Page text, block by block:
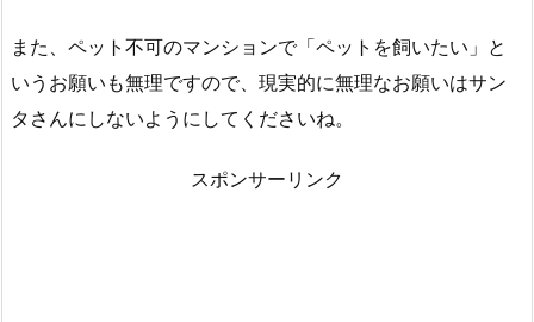
また、ペット不可のマンションで「ペットを飼いたい」と
いうお願いも無理ですので、現実的に無理なお願いはサン
タさんにしないようにしてくださいね。
スポンサーリンク